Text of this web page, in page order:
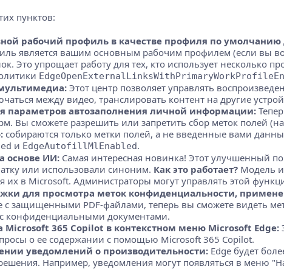
пунктов:
рабочий профиль в качестве профиля по
является вашим основным рабочим профилем (если вы
Это упрощает работу для тех, кто использует несколько
Этот центр позволяет управлять
между видео, транслировать контент на другие
параметров автозаполнения личной информации:
Вы сможете разрешить или запретить сбор меток полей
собираются только метки полей, а не введенные вами
и EdgeAutofillMlEnabled.
основе ИИ:Самая интересная новинка! Этот улучшенный
или использовали синоним. Как это работает?Модель
их в Microsoft. Администраторы могут управлять этой
для просмотра меток конфиденциальности,
с защищенными PDF-файлами, теперь вы сможете видеть
конфиденциальными документами.
365 Copilot в контекстном меню Microsoft Edge:
о ее содержании с помощью Microsoft 365 Copilot.
уведомлений о производительности:Edge будет
Например, уведомления могут появляться в меню